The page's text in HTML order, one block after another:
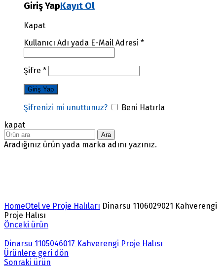
Giriş YapKayıt Ol
Kapat
Kullanıcı Adı yada E-Mail Adresi *
Şifre *
Şifrenizi mi unuttunuz?
Beni Hatırla
kapat
Ara
Aradığınız ürün yada marka adını yazınız.
HomeOtel ve Proje Halıları Dinarsu 1106029021 Kahverengi
Proje Halısı
Önceki ürün
Dinarsu 1105046017 Kahverengi Proje Halısı
Ürünlere geri dön
Sonraki ürün